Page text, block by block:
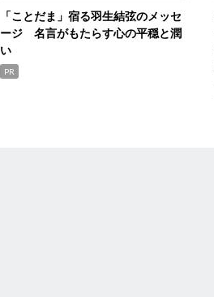
「ことだま」宿る羽生結弦のメッセ
ージ 名言がもたらす心の平穏と潤
い
PR